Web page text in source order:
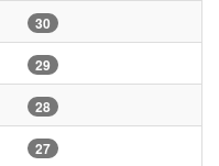
30
29
28
27